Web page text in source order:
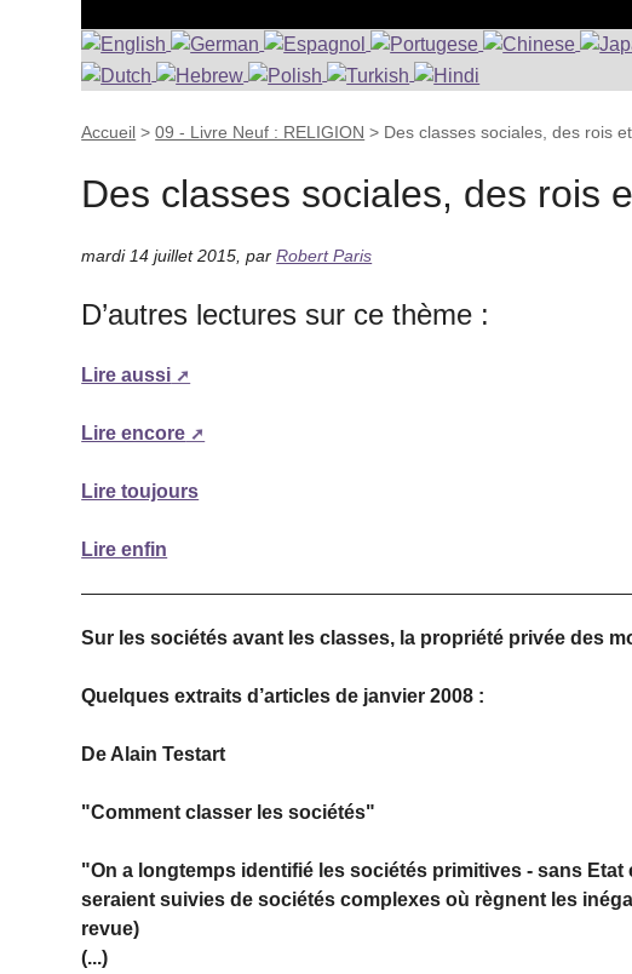
Accueil >09 - Livre Neuf : RELIGION > Des classes sociales, des rois
Des classes sociales, des rois
mardi 14 juillet 2015 ,parRobert Paris
D’autres lectures sur ce thème :
Lire aussi
Lire encore
Lire toujours
Lire enfin
Sur les sociétés avant les classes, la propriété privée des
Quelques extraits d’articles de janvier 2008 :
De Alain Testart
"Comment classer les sociétés"
"On a longtemps identifié les sociétés primitives - sans
seraient suivies de sociétés complexes où règnent les
revue)
(...)